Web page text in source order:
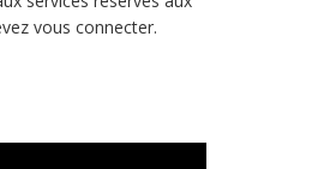
vous connecter.